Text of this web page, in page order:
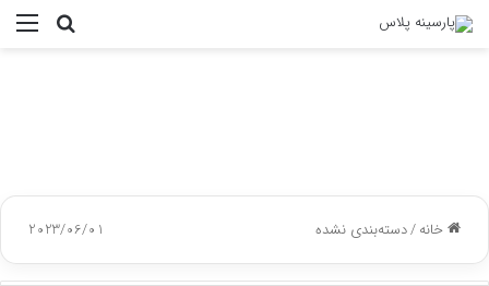
جستجو
خانه/دسته‌بندی نشده 2023/06/01